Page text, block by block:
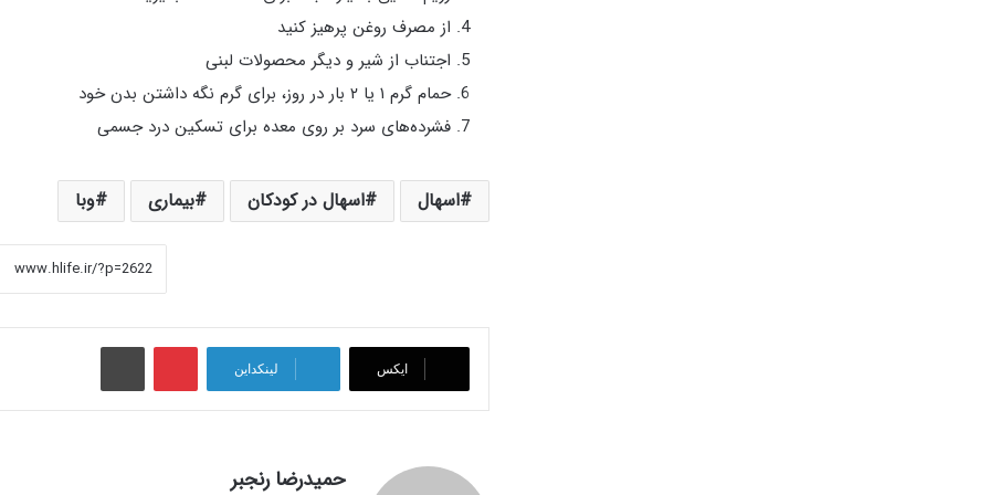
از مصرف روغن پرهیز کنید
اجتناب از شیر و دیگر محصولات لبنی
حمام گرم ۱ یا ۲ بار در روز، برای گرم نگه داشتن بدن خود
فشرده‌های سرد بر روی معده برای تسکین درد جسمی
اسهال اسهال در کودکان بیماری وبا
ایکس لینکداین
پینتریست
حمیدرضا رنجبر